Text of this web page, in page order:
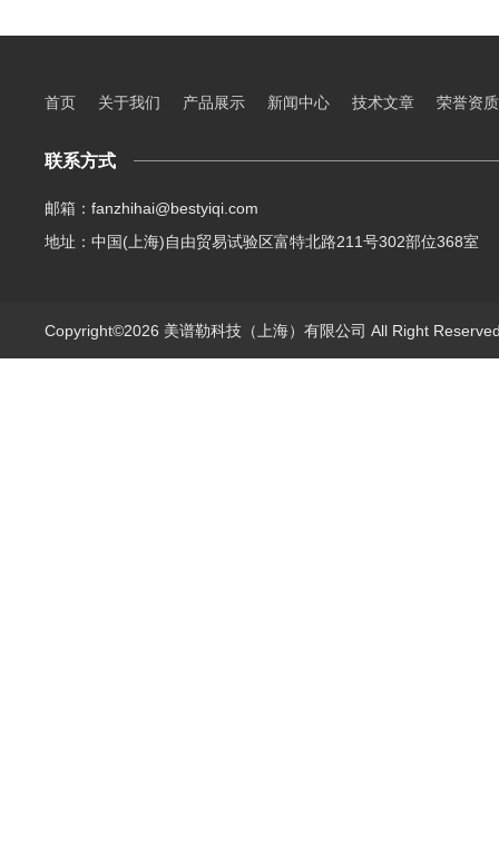
首页 关于我们 产品展示 新闻中心 技术文章 荣誉资质
联系方式
邮箱：fanzhihai@bestyiqi.com
地址：中国(上海)自由贸易试验区富特北路211号302部位368室
Copyright©2026 美谱勒科技（上海）有限公司 All Right